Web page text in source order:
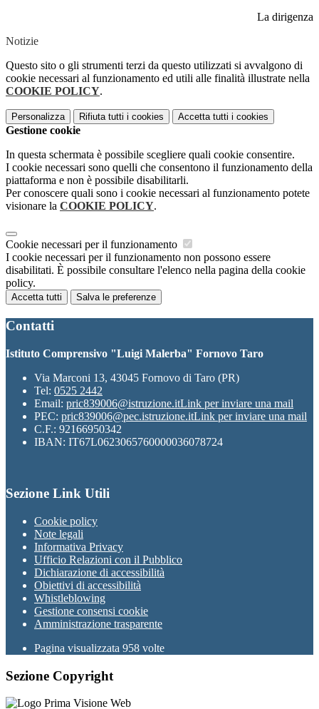
La dirigenza
Notizie
Questo sito o gli strumenti terzi da questo utilizzati si avvalgono di
cookie necessari al funzionamento ed utili alle finalità illustrate nella
COOKIE POLICY.
Personalizza Rifiuta tutti i cookies Accetta tutti i cookies
Gestione cookie
In questa schermata è possibile scegliere quali cookie consentire.
I cookie necessari sono quelli che consentono il funzionamento della
piattaforma e non è possibile disabilitarli.
Per conoscere quali sono i cookie necessari al funzionamento potete
visionare la COOKIE POLICY.
Cookie necessari per il funzionamento
I cookie necessari per il funzionamento non possono essere
disabilitati. È possibile consultare l'elenco nella pagina della cookie
policy.
Accetta tutti Salva le preferenze
Contatti
Istituto Comprensivo "Luigi Malerba" Fornovo Taro
Via Marconi 13, 43045 Fornovo di Taro (PR)
Tel: 0525 2442
Email: pric839006@istruzione.itLink per inviare una mail
PEC: pric839006@pec.istruzione.itLink per inviare una mail
C.F.: 92166950342
IBAN: IT67L0623065760000036078724
Sezione Link Utili
Cookie policy
Note legali
Informativa Privacy
Ufficio Relazioni con il Pubblico
Dichiarazione di accessibilità
Obiettivi di accessibilità
Whistleblowing
Gestione consensi cookie
Amministrazione trasparente
Pagina visualizzata 958 volte
Sezione Copyright